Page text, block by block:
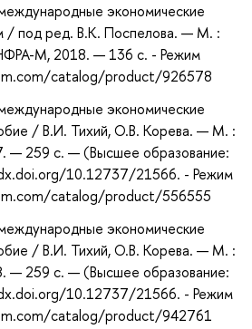
экономические
/ под ред. В.К. Поспелова. — М. :
М, 2018. — 136 с. - Режим
catalog/product/926578
экономические
/ В.И. Тихий, О.В. Корева. — М. :
259 с. — (Высшее образование:
10.12737/21566. - Режим
catalog/product/556555
экономические
/ В.И. Тихий, О.В. Корева. — М. :
259 с. — (Высшее образование:
10.12737/21566. - Режим
catalog/product/942761